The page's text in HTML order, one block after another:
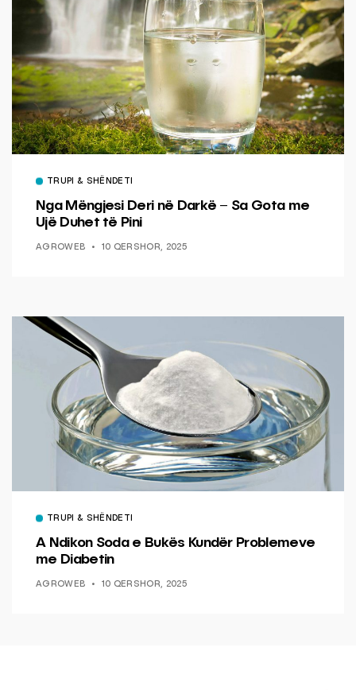
TRUPI & SHËNDETI
Nga Mëngjesi Deri në Darkë – Sa Gota me
Ujë Duhet të Pini
AGROWEB 10 QERSHOR, 2025
TRUPI & SHËNDETI
A Ndikon Soda e Bukës Kundër Problemeve
me Diabetin
AGROWEB 10 QERSHOR, 2025